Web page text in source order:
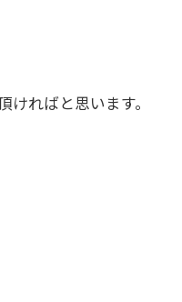
ればと思います。